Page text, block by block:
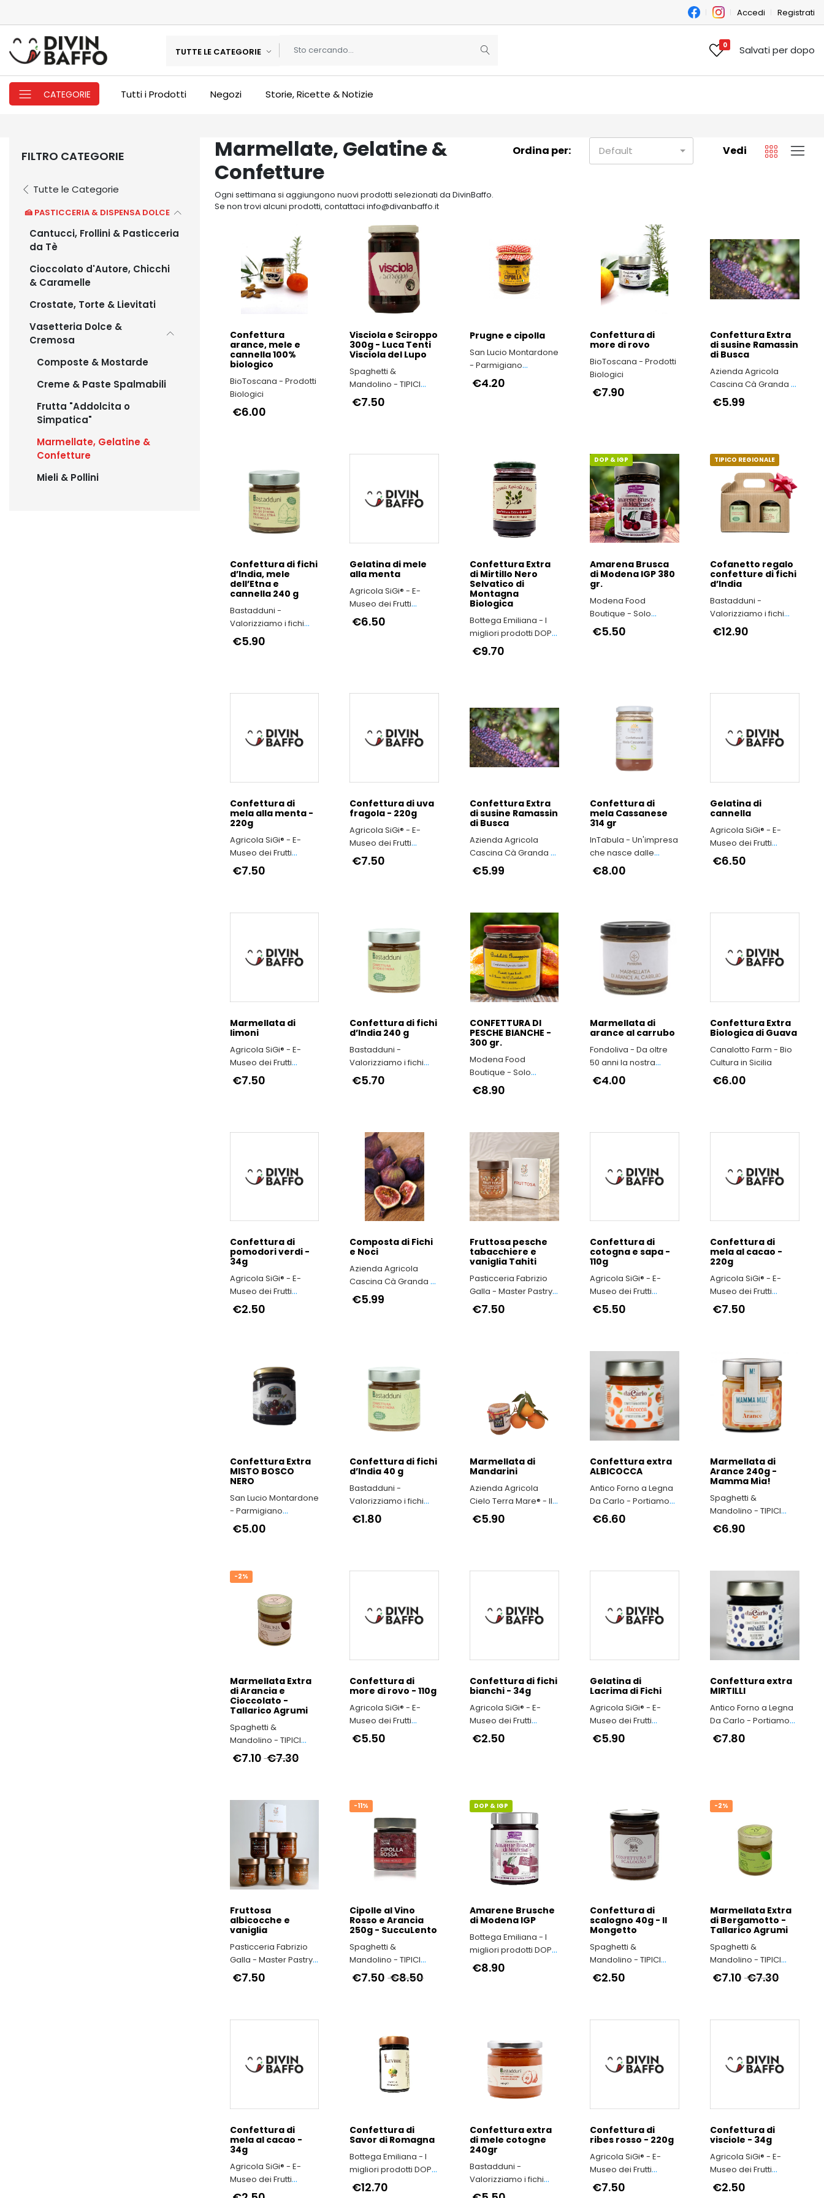
Accedi Registrati
TUTTE LE CATEGORIE
0 Salvati per dopo
CATEGORIE Tutti i Prodotti Negozi Storie, Ricette & Notizie
FILTRO CATEGORIE
Tutte le Categorie
🍰 PASTICCERIA & DISPENSA DOLCE
Cantucci, Frollini & Pasticceria
da Tè
Cioccolato d'Autore, Chicchi
& Caramelle
Crostate, Torte & Lievitati
Vasetteria Dolce &
Cremosa
Composte & Mostarde
Creme & Paste Spalmabili
Frutta "Addolcita o
Simpatica"
Marmellate, Gelatine &
Confetture
Mieli & Pollini
Marmellate, Gelatine &
Confetture
Ogni settimana si aggiungono nuovi prodotti selezionati da DivinBaffo.
Se non trovi alcuni prodotti, contattaci info@divanbaffo.it
Ordina per: Default Vedi
Confettura
arance, mele e
cannella 100%
biologico
BioToscana - Prodotti
Biologici
€6.00
Visciola e Sciroppo
300g - Luca Tenti
Visciola del Lupo
Spaghetti &
Mandolino - TIPICI
ITALIANI
€7.50
Prugne e cipolla
San Lucio Montardone
- Parmigiano
Reggiano di
Montagna
€4.20
Confettura di
more di rovo
BioToscana - Prodotti
Biologici
€7.90
Confettura Extra
di susine Ramassin
di Busca
Azienda Agricola
Cascina Cà Granda -
Nocciola Piemonte
IGP il vero made in
€5.99
Confettura di fichi
d’India, mele
dell’Etna e
cannella 240 g
Bastadduni -
Valorizziamo i fichi
d’India di Sicilia
€5.90
Gelatina di mele
alla menta
Agricola SiGi® - E-
Museo dei Frutti
Antichi a Macerata
€6.50
Confettura Extra
di Mirtillo Nero
Selvatico di
Montagna
Biologica
Bottega Emiliana - I
migliori prodotti DOP
e IGP dell'Emilia-
Romagna
€9.70
DOP & IGP
Amarena Brusca
di Modena IGP 380
gr.
Modena Food
Boutique - Solo
Prodotti Tipici della
Provincia di Modena
€5.50
TIPICO REGIONALE
Cofanetto regalo
confetture di fichi
d’India
Bastadduni -
Valorizziamo i fichi
d’India di Sicilia
€12.90
Confettura di
mela alla menta -
220g
Agricola SiGi® - E-
Museo dei Frutti
Antichi a Macerata
€7.50
Confettura di uva
fragola - 220g
Agricola SiGi® - E-
Museo dei Frutti
Antichi a Macerata
€7.50
Confettura Extra
di susine Ramassin
di Busca
Azienda Agricola
Cascina Cà Granda -
Nocciola Piemonte
IGP il vero made in
€5.99
Confettura di
mela Cassanese
314 gr
InTabula - Un'impresa
che nasce dalle
viscere dell’Irpinia
€8.00
Gelatina di
cannella
Agricola SiGi® - E-
Museo dei Frutti
Antichi a Macerata
€6.50
Marmellata di
limoni
Agricola SiGi® - E-
Museo dei Frutti
Antichi a Macerata
€7.50
Confettura di fichi
d’India 240 g
Bastadduni -
Valorizziamo i fichi
d’India di Sicilia
€5.70
CONFETTURA DI
PESCHE BIANCHE -
300 gr.
Modena Food
Boutique - Solo
Prodotti Tipici della
Provincia di Modena
€8.90
Marmellata di
arance al carrubo
Fondoliva - Da oltre
50 anni la nostra
famiglia produce Olio
Extravergine d'Oliva
€4.00
Confettura Extra
Biologica di Guava
Canalotto Farm - Bio
Cultura in Sicilia
€6.00
Confettura di
pomodori verdi -
34g
Agricola SiGi® - E-
Museo dei Frutti
Antichi a Macerata
€2.50
Composta di Fichi
e Noci
Azienda Agricola
Cascina Cà Granda -
Nocciola Piemonte
€5.99
Fruttosa pesche
tabacchiere e
vaniglia Tahiti
Pasticceria Fabrizio
Galla - Master Pastry
Chef & Chocolatier
€7.50
Confettura di
cotogna e sapa -
110g
Agricola SiGi® - E-
Museo dei Frutti
Antichi a Macerata
€5.50
Confettura di
mela al cacao -
220g
Agricola SiGi® - E-
Museo dei Frutti
Antichi a Macerata
€7.50
Confettura Extra
MISTO BOSCO
NERO
San Lucio Montardone
- Parmigiano
Reggiano di
€5.00
Confettura di fichi
d’India 40 g
Bastadduni -
Valorizziamo i fichi
d’India di Sicilia
€1.80
Marmellata di
Mandarini
Azienda Agricola
Cielo Terra Mare® - ll
grano duro antico
€5.90
Confettura extra
ALBICOCCA
Antico Forno a Legna
Da Carlo - Portiamo
avanti la qualità e il
€6.60
Marmellata di
Arance 240g -
Mamma Mia!
Spaghetti &
Mandolino - TIPICI
ITALIANI
€6.90
-2%
Marmellata Extra
di Arancia e
Cioccolato -
Tallarico Agrumi
Spaghetti &
Mandolino - TIPICI
ITALIANI
€7.30
€7.10
Confettura di
more di rovo - 110g
Agricola SiGi® - E-
Museo dei Frutti
Antichi a Macerata
€5.50
Confettura di fichi
bianchi - 34g
Agricola SiGi® - E-
Museo dei Frutti
Antichi a Macerata
€2.50
Gelatina di
Lacrima di Fichi
Agricola SiGi® - E-
Museo dei Frutti
Antichi a Macerata
€5.90
Confettura extra
MIRTILLI
Antico Forno a Legna
Da Carlo - Portiamo
avanti la qualità e il
€7.80
Fruttosa
albicocche e
vaniglia
Pasticceria Fabrizio
Galla - Master Pastry
Chef & Chocolatier
€7.50
-11%
Cipolle al Vino
Rosso e Arancia
250g - SuccuLento
Spaghetti &
Mandolino - TIPICI
ITALIANI
€8.50
€7.50
DOP & IGP
Amarene Brusche
di Modena IGP
Bottega Emiliana - I
migliori prodotti DOP
e IGP dell'Emilia-
Romagna
€8.90
Confettura di
scalogno 40g - Il
Mongetto
Spaghetti &
Mandolino - TIPICI
ITALIANI
€2.50
-2%
Marmellata Extra
di Bergamotto -
Tallarico Agrumi
Spaghetti &
Mandolino - TIPICI
ITALIANI
€7.30
€7.10
Confettura di
mela al cacao -
34g
Agricola SiGi® - E-
Museo dei Frutti
Antichi a Macerata
Confettura di
Savor di Romagna
Bottega Emiliana - I
migliori prodotti DOP
e IGP dell'Emilia-
Romagna
€12.70
Confettura extra
di mele cotogne
240gr
Bastadduni -
Valorizziamo i fichi
d’India di Sicilia
Confettura di
ribes rosso - 220g
Agricola SiGi® - E-
Museo dei Frutti
Antichi a Macerata
€7.50
Confettura di
visciole - 34g
Agricola SiGi® - E-
Museo dei Frutti
Antichi a Macerata
€2.50